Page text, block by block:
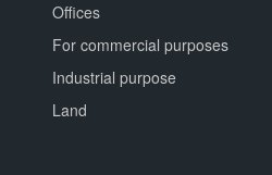
Offices
For commercial purposes
Industrial purpose
Land